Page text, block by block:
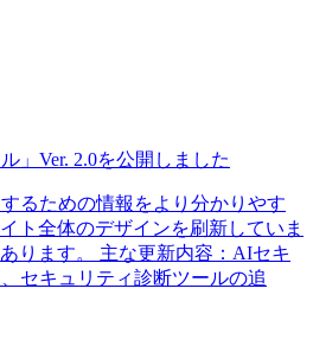
」Ver. 2.0を公開しました
るための情報をより分かりやす
ト全体のデザインを刷新していま
ります。 主な更新内容：AIセキ
セキュリティ診断ツールの追